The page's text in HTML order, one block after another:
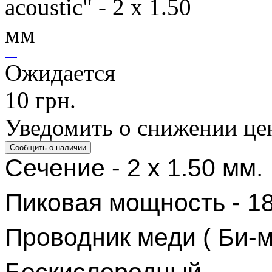
Ожидается
10 грн.
Уведомить о снижении
Сечение - 2 х 1.50 мм.
Пиковая мощность -
Проводник меди ( Би-